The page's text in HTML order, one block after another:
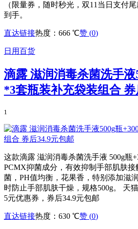
（限量券，随时秒光，双11当日支付
到手。
直达链接热度：666 ℃赞 (0)
日用百货
滴露 滋润消毒杀菌洗手液
*3套瓶装补充袋装组合 券
1
这款滴露 滋润消毒杀菌洗手液 500g瓶
PCMX抑菌成分，有效抑制手部肌肤
菌，PH值均衡，花果香，特别添加滋
时防止手部肌肤干燥，规格500g。 天
5元优惠券，券后34.9元包邮
直达链接热度：630 ℃赞 (0)